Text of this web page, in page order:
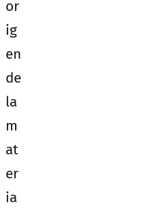
or
ig
en
de
la
m
at
er
ia